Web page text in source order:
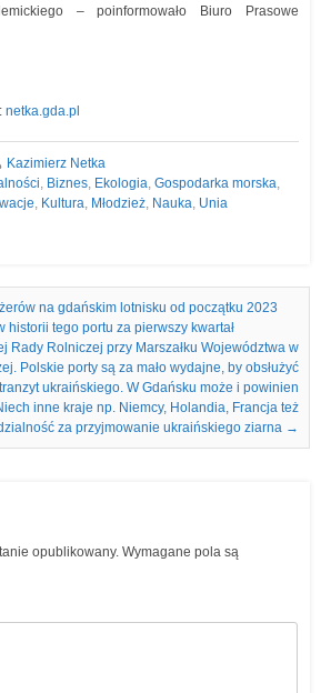
– poinformowało Biuro Prasowe
netka.gda.pl
Kazimierz Netka
, Biznes, Ekologia, Gospodarka morska,
, Kultura, Młodzież, Nauka, Unia
na gdańskim lotnisku od początku 2023
historii tego portu za pierwszy kwartał
Rady Rolniczej przy Marszałku Województwa w
Polskie porty są za mało wydajne, by obsłużyć
ukraińskiego. W Gdańsku może i powinien
inne kraje np. Niemcy, Holandia, Francja też
za przyjmowanie ukraińskiego ziarna →
opublikowany. Wymagane pola są